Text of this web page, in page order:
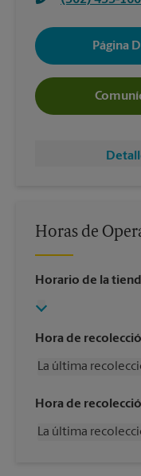
Página
Horas de
Horario de la
Hora de
La última
Miércoles
Viernes
Hora de
La última